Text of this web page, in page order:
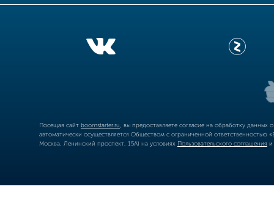
Посещая сайт boomstarter.ru , вы предоставляете согласие на обработку
автоматически осуществляется Обществом с ограниченной
Москва, Ленинский проспект, 15А) на условиях Пользовательского соглашения и